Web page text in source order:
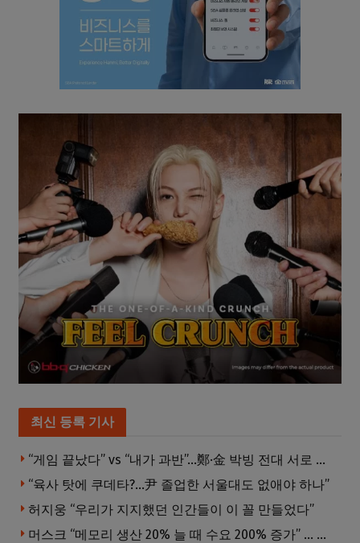
최신 등록 기사
“게임 끝났다” vs “내가 과반”…鄭·金 박빙 전대 서로 우위 주장
“육사 탓에 쿠데타?…尹 졸업한 서울대도 없애야 하나”
허지웅 “우리가 지지했던 인간들이 이 꼴 만들었다”
머스크 “메모리 생산 20% 늘 때 수요 200% 증가” … 반도체 매출 1조달러 눈 앞